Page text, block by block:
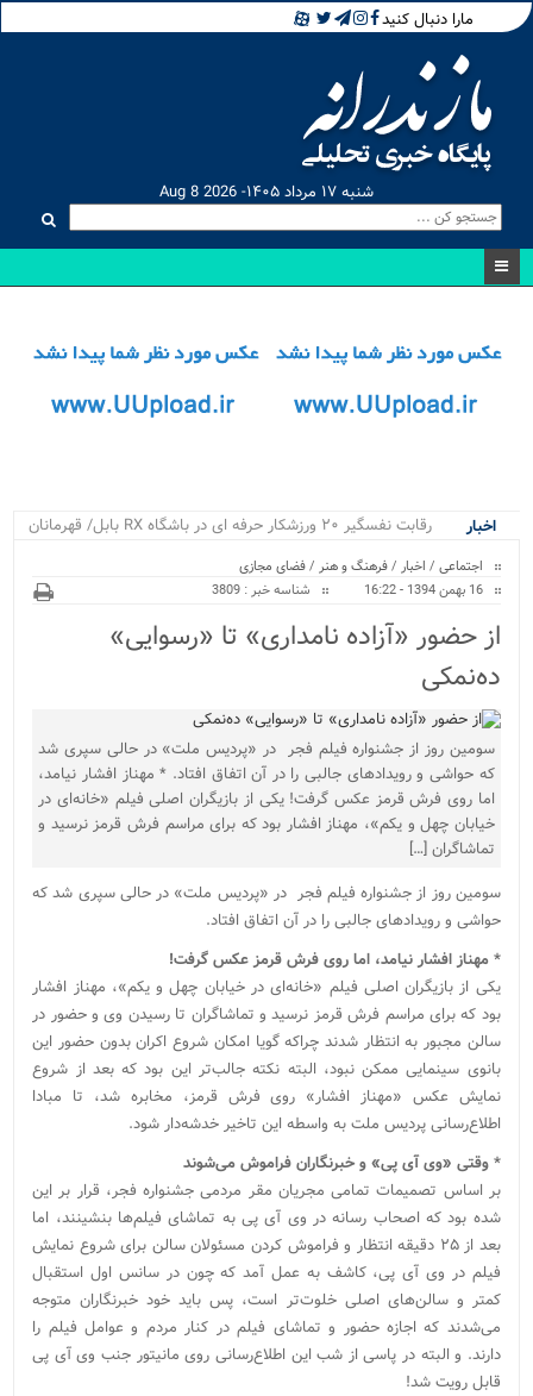
مارا دنبال کنید
شنبه ۱۷ مرداد ۱۴۰۵- Aug 8 2026
اخبار
۴ پ_
اجتماعی / اخبار /فرهنگ و هنر /فضای مجازی
16 بهمن 1394 - 16:22
شناسه خبر : 3809
از حضور «آزاده نامداری» تا «رسوایی»
ده‌نمکی
سومین روز از جشنواره فیلم فجر در «پردیس ملت» در حالی سپری شد
که حواشی و رویدادهای جالبی را در آن اتفاق افتاد. * مهناز افشار نیامد،
اما روی فرش قرمز عکس گرفت! یکی از بازیگران اصلی فیلم «خانه‌ای در
خیابان چهل و یکم»، مهناز افشار بود که برای مراسم فرش قرمز نرسید و
تماشاگران […]
سومین روز از جشنواره فیلم فجر در «پردیس ملت» در حالی سپری شد که
حواشی و رویدادهای جالبی را در آن اتفاق افتاد.
* مهناز افشار نیامد، اما روی فرش قرمز عکس گرفت!
یکی از بازیگران اصلی فیلم «خانه‌ای در خیابان چهل و یکم»، مهناز افشار
بود که برای مراسم فرش قرمز نرسید و تماشاگران تا رسیدن وی و حضور در
سالن مجبور به انتظار شدند چراکه گویا امکان شروع اکران بدون حضور این
بانوی سینمایی ممکن نبود، البته نکته جالب‌تر این بود که بعد از شروع
نمایش عکس «مهناز افشار» روی فرش قرمز، مخابره شد، تا مبادا
اطلاع‌رسانی پردیس ملت به واسطه این تاخیر خدشه‌دار شود.
* وقتی «وی آی پی» و خبرنگاران فراموش می‌شوند
بر اساس تصمیمات تمامی مجریان مقر مردمی جشنواره فجر، قرار بر این
شده بود که اصحاب رسانه در وی آی پی به تماشای فیلم‌ها بنشینند، اما
بعد از ۲۵ دقیقه انتظار و فراموش کردن مسئولان سالن برای شروع نمایش
فیلم در وی آی پی، کاشف به عمل آمد که چون در سانس اول استقبال
کمتر و سالن‌های اصلی خلوت‌تر است، پس باید خود خبرنگاران متوجه
می‌شدند که اجازه حضور و تماشای فیلم در کنار مردم و عوامل فیلم را
دارند. و البته در پاسی از شب این اطلاع‌رسانی روی مانیتور جنب وی آی پی
قابل رویت شد!